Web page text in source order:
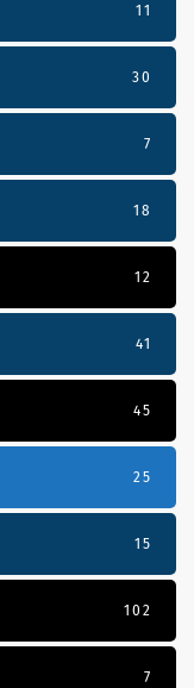
11
30
7
18
12
41
45
25
15
102
7